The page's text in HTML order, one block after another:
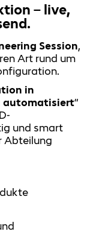
– live,
Session,
Art rund um
in
automatisiert“
und smart
Abteilung